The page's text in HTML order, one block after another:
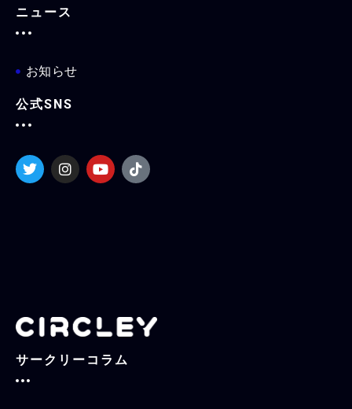
ニュース
お知らせ
公式SNS
T
w
i
I
n
s
Y
o
u
T
i
k
サークリーコラム